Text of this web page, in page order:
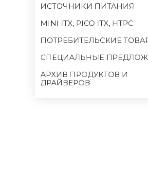
ИСТОЧНИКИ ПИТАНИЯ
MINI ITX, PICO ITX, HTPC
ПОТРЕБИТЕЛЬСКИЕ
CПЕЦИАЛЬНЫЕ
АРХИВ ПРОДУКТОВ И
ДРАЙВЕРОВ